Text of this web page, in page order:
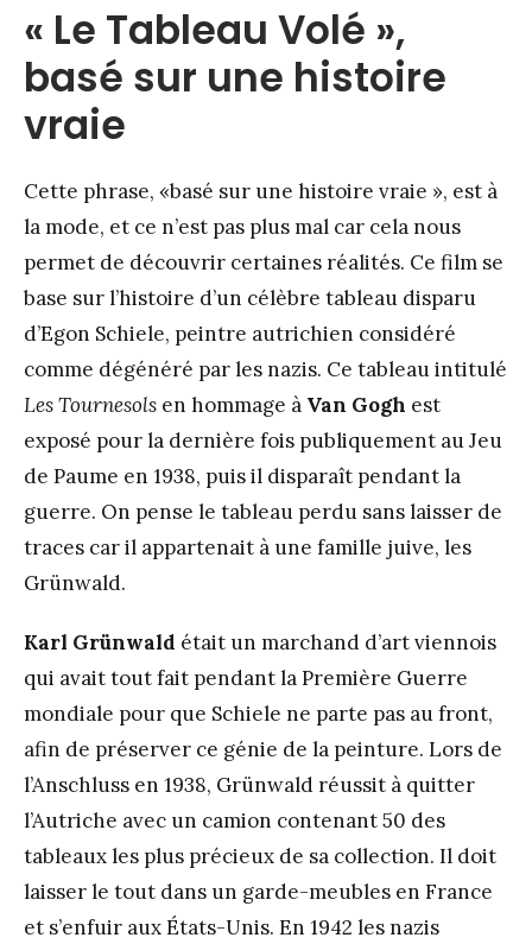
« Le Tableau Volé »,
basé sur une histoire
vraie
Cette phrase, «basé sur une histoire vraie », est à
la mode, et ce n’est pas plus mal car cela nous
permet de découvrir certaines réalités. Ce film se
base sur l’histoire d’un célèbre tableau disparu
d’Egon Schiele, peintre autrichien considéré
comme dégénéré par les nazis. Ce tableau intitulé
Les Tournesols en hommage à Van Gogh est
exposé pour la dernière fois publiquement au Jeu
de Paume en 1938, puis il disparaît pendant la
guerre. On pense le tableau perdu sans laisser de
traces car il appartenait à une famille juive, les
Grünwald.
Karl Grünwald était un marchand d’art viennois
qui avait tout fait pendant la Première Guerre
mondiale pour que Schiele ne parte pas au front,
afin de préserver ce génie de la peinture. Lors de
l’Anschluss en 1938, Grünwald réussit à quitter
l’Autriche avec un camion contenant 50 des
tableaux les plus précieux de sa collection. Il doit
laisser le tout dans un garde-meubles en France
et s’enfuir aux États-Unis. En 1942 les nazis